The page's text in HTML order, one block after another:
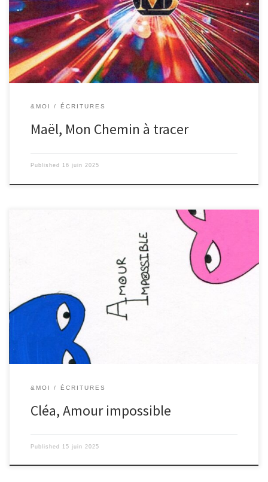
&MOI ÉCRITURES
Maël, Mon Chemin à tracer
Published 16 juin 2025
&MOI ÉCRITURES
Cléa, Amour impossible
Published 15 juin 2025